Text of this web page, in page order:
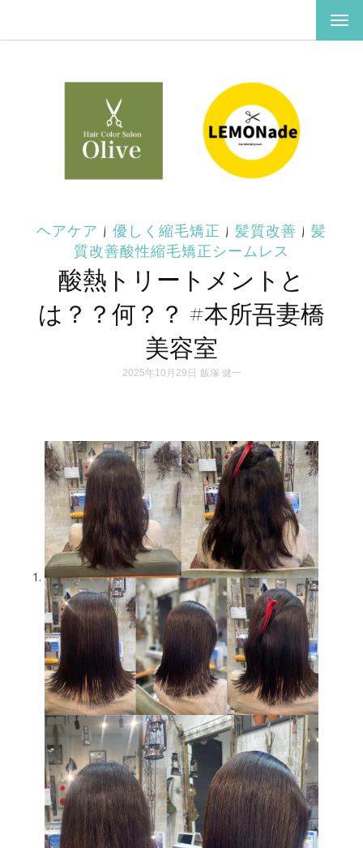
ナ
ゲ
ヘアケア | 優しく縮毛矯正 | 髪質改善 | 髪
質改善酸性縮毛矯正シームレス
酸熱トリートメントと
は？？何？？ #本所吾妻橋
美容室
2025年10月29日 飯塚 健一